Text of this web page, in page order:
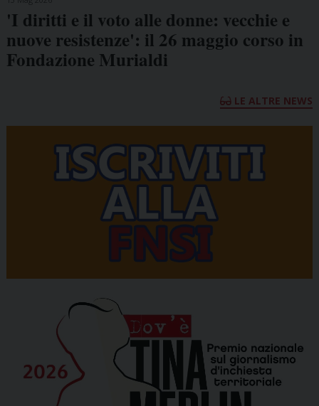
'I diritti e il voto alle donne: vecchie e
nuove resistenze': il 26 maggio corso in
Fondazione Murialdi
LE ALTRE NEWS